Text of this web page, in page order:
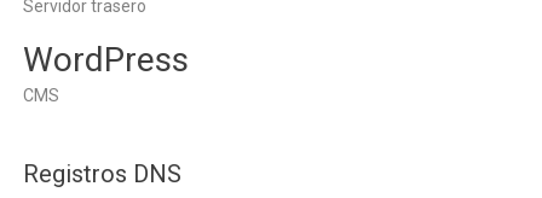
Servidor trasero
WordPress
CMS
Registros DNS